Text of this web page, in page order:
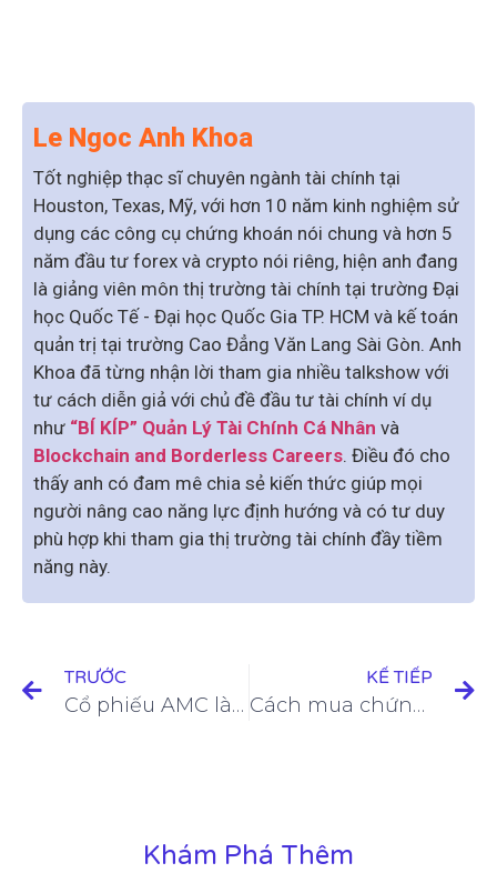
Le Ngoc Anh Khoa
Tốt nghiệp thạc sĩ chuyên ngành tài chính tại
Houston, Texas, Mỹ, với hơn 10 năm kinh nghiệm sử
dụng các công cụ chứng khoán nói chung và hơn 5
năm đầu tư forex và crypto nói riêng, hiện anh đang
là giảng viên môn thị trường tài chính tại trường Đại
học Quốc Tế - Đại học Quốc Gia TP. HCM và kế toán
quản trị tại trường Cao Đẳng Văn Lang Sài Gòn. Anh
Khoa đã từng nhận lời tham gia nhiều talkshow với
tư cách diễn giả với chủ đề đầu tư tài chính ví dụ
như “BÍ KÍP” Quản Lý Tài Chính Cá Nhân và
Blockchain and Borderless Careers. Điều đó cho
thấy anh có đam mê chia sẻ kiến thức giúp mọi
người nâng cao năng lực định hướng và có tư duy
phù hợp khi tham gia thị trường tài chính đầy tiềm
năng này.
TRƯỚC
Cổ phiếu AMC là gì? Vì sao AMC được gọi là cổ phiếu meme? Dự đoán giá cổ phiếu AMC trong một năm tới
KẾ TIẾP
Cách mua chứng khoán Trung Quốc | Top 10 cổ phiếu & chỉ số chứng khoán Trung Quốc 2025
Khám Phá Thêm​